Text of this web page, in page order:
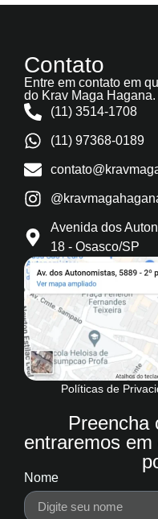
Contato
Entre em contato em
do Krav Maga Hagana.
(11) 3514-1708
(11) 97368-0189
Avenida dos
18 - Osasco/SP
Políticas de
Preencha
entraremos
Nome